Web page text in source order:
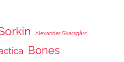
Alexander Skarsgård
Bones